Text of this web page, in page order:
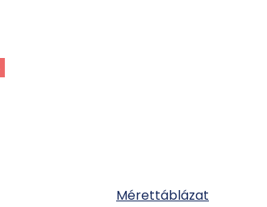
Mérettáblázat